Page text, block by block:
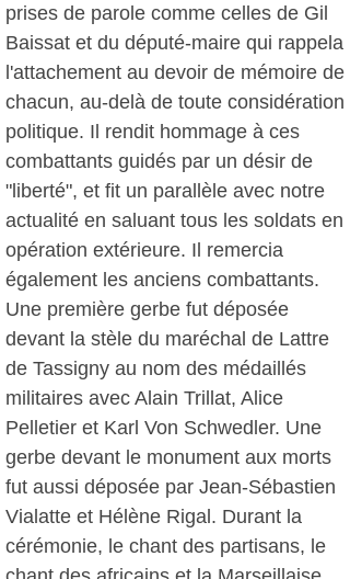
prises de parole comme celles de Gil
Baissat et du député-maire qui rappela
l'attachement au devoir de mémoire de
chacun, au-delà de toute considération
politique. Il rendit hommage à ces
combattants guidés par un désir de
"liberté", et fit un parallèle avec notre
actualité en saluant tous les soldats en
opération extérieure. Il remercia
également les anciens combattants.
Une première gerbe fut déposée
devant la stèle du maréchal de Lattre
de Tassigny au nom des médaillés
militaires avec Alain Trillat, Alice
Pelletier et Karl Von Schwedler. Une
gerbe devant le monument aux morts
fut aussi déposée par Jean-Sébastien
Vialatte et Hélène Rigal. Durant la
cérémonie, le chant des partisans, le